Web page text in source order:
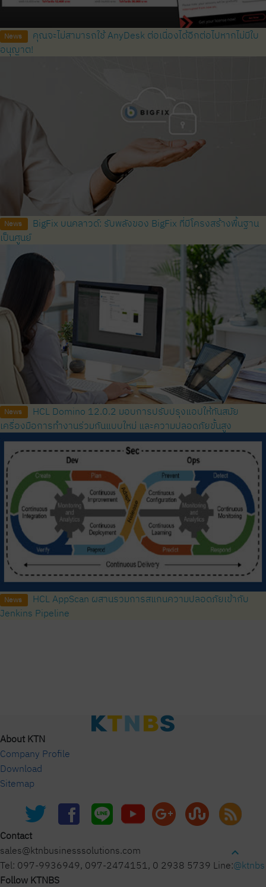
News
คุณจะไม่สามารถใช้ AnyDesk ต่อเนื่องได้อีกต่อไปหากไม่มีใบ
อนุญาต!
News
BigFix บนคลาวด์: รับพลังของ BigFix ที่มีโครงสร้างพื้นฐาน
เป็นศูนย์
News
HCL Domino 12.0.2 มอบการปรับปรุงแอปให้ทันสมัย ​​
เครื่องมือการทำงานร่วมกันแบบใหม่ และความปลอดภัยขั้นสูง
News
HCL AppScan ผสานรวมการสแกนความปลอดภัยเข้ากับ
Jenkins Pipeline
About KTN
Company Profile
Download
Sitemap
Contact
sales@ktnbusinesssolutions.com
Tel: 097-9936949, 097-2474151, 0 2938 5739 Line:@ktnbs
Follow KTNBS
expand_less